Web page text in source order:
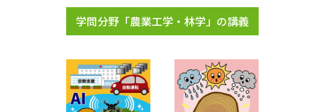
を立てよう
先輩が入学を決めた理由
新生活お役立ちガイド
学問分野「農業工学・林学」の講義